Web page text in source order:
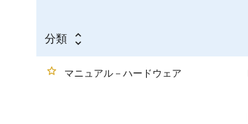
分類
マニュアル－ハードウェア